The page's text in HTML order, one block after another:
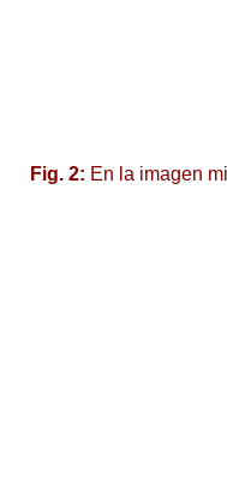
Fig. 2: En la imagen